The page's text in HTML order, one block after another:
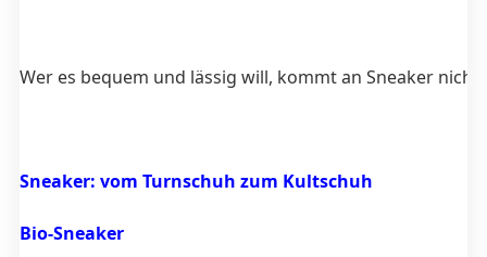
Wer es bequem und lässig will, kommt an Sneaker
Sneaker: vom Turnschuh zum Kultschuh
Bio-Sneaker